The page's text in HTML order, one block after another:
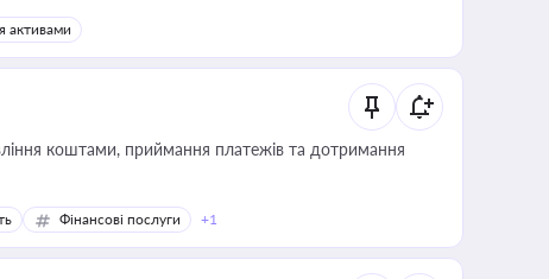
активами
Фінансові послуги +1